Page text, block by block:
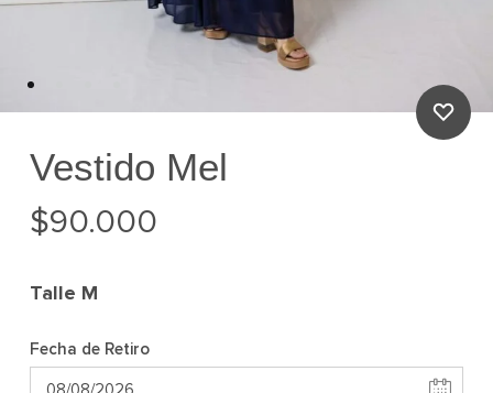
Vestido Mel
$90.000
Talle M
Fecha de Retiro